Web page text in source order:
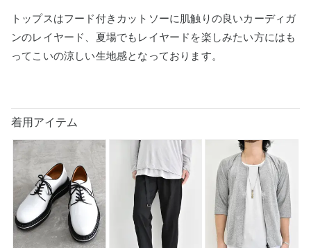
トップスはフード付きカットソーに肌触りの良いカーディガ
ンのレイヤード、夏場でもレイヤードを楽しみたい方にはも
ってこいの涼しい生地感となっております。
着用アイテム